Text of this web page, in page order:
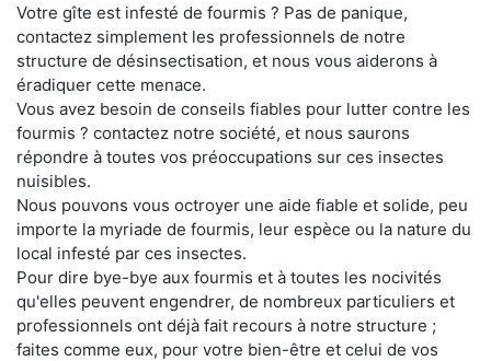
Votre gîte est infesté de fourmis ? Pas de panique,
contactez simplement les professionnels de notre
structure de désinsectisation, et nous vous aiderons à
éradiquer cette menace.
Vous avez besoin de conseils fiables pour lutter contre les
fourmis ? contactez notre société, et nous saurons
répondre à toutes vos préoccupations sur ces insectes
nuisibles.
Nous pouvons vous octroyer une aide fiable et solide, peu
importe la myriade de fourmis, leur espèce ou la nature du
local infesté par ces insectes.
Pour dire bye-bye aux fourmis et à toutes les nocivités
qu'elles peuvent engendrer, de nombreux particuliers et
professionnels ont déjà fait recours à notre structure ;
faites comme eux, pour votre bien-être et celui de vos